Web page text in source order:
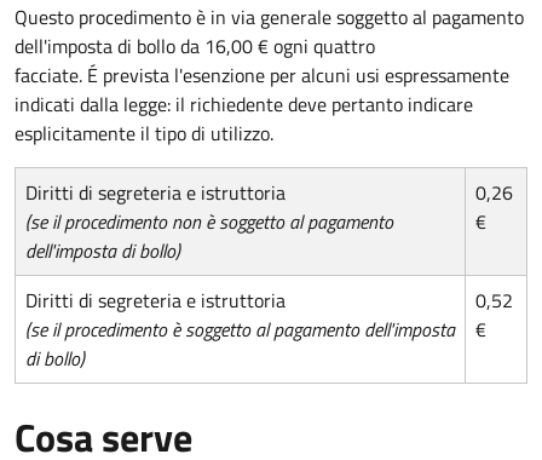
Questo procedimento è in via generale soggetto al pagamento
dell'imposta di bollo da 16,00 € ogni quattro
facciate. É prevista l'esenzione per alcuni usi espressamente
indicati dalla legge: il richiedente deve pertanto indicare
esplicitamente il tipo di utilizzo.
Diritti di segreteria e istruttoria
(se il procedimento non è soggetto al pagamento
dell'imposta di bollo)
0,26
€
Diritti di segreteria e istruttoria
(se il procedimento è soggetto al pagamento dell'imposta
di bollo)
0,52
€
Cosa serve